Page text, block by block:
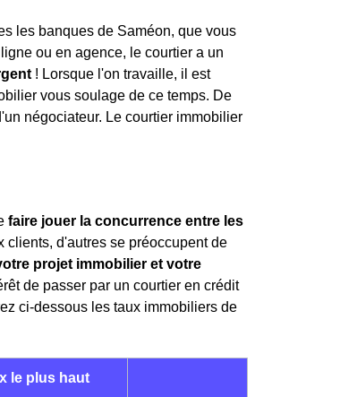
les banques de Saméon, que vous
ou en agence, le courtier a un
! Lorsque l'on travaille, il est
vous soulage de ce temps. De
négociateur. Le courtier immobilier
faire jouer la concurrence entre les
clients, d'autres se préoccupent de
projet immobilier et votre
de passer par un courtier en crédit
ci-dessous les taux immobiliers de
le plus haut